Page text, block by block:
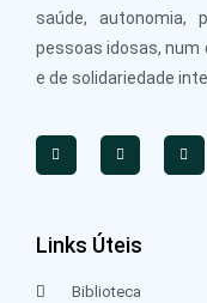
saúde, autonomia,
pessoas idosas, num
e de solidariedade
Links Úteis
Biblioteca